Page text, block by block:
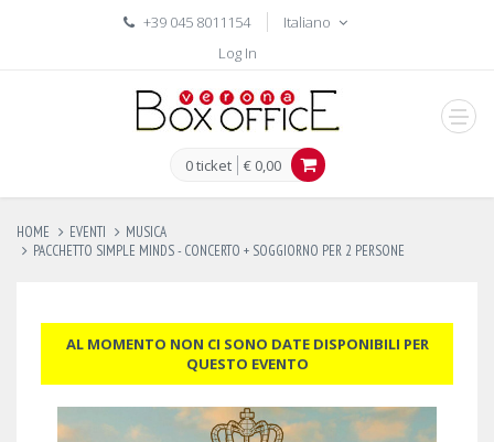
+39 045 8011154
Italiano
Log In
0 ticket € 0,00
HOME EVENTI
MUSICA
PACCHETTO SIMPLE MINDS - CONCERTO + SOGGIORNO PER 2 PERSONE
AL MOMENTO NON CI SONO DATE DISPONIBILI PER
QUESTO EVENTO